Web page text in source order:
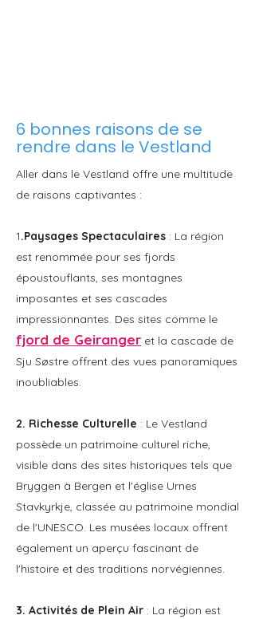
6 bonnes raisons de se
rendre dans le Vestland
Aller dans le Vestland offre une multitude
de raisons captivantes :​
1.Paysages Spectaculaires : La région
est renommée pour ses fjords
époustouflants, ses montagnes
imposantes et ses cascades
impressionnantes. Des sites comme le
fjord de Geiranger et la cascade de
Sju Søstre offrent des vues panoramiques
inoubliables.
​2. Richesse Culturelle : Le Vestland
possède un patrimoine culturel riche,
visible dans des sites historiques tels que
Bryggen à Bergen et l'église Urnes
Stavkyrkje, classée au patrimoine mondial
de l'UNESCO. Les musées locaux offrent
également un aperçu fascinant de
l'histoire et des traditions norvégiennes.​
3. Activités de Plein Air : La région est